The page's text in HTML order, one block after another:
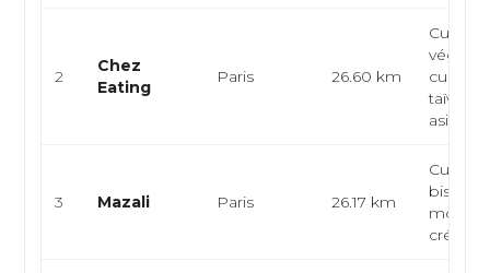
2
Chez
Eating
Paris 26.60 km
Cuisine
cuisine
3 Mazali Paris 26.17 km
Cuisine
créatifs